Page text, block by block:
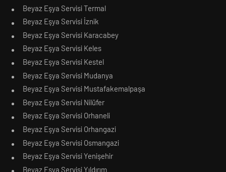
Beyaz Eşya Servisi Termal
Beyaz Eşya Servisi İznik
Beyaz Eşya Servisi Karacabey
Beyaz Eşya Servisi Keles
Beyaz Eşya Servisi Kestel
Beyaz Eşya Servisi Mudanya
Beyaz Eşya Servisi Mustafakemalpaşa
Beyaz Eşya Servisi Nilüfer
Beyaz Eşya Servisi Orhaneli
Beyaz Eşya Servisi Orhangazi
Beyaz Eşya Servisi Osmangazi
Beyaz Eşya Servisi Yenişehir
Beyaz Eşya Servisi Yıldırım